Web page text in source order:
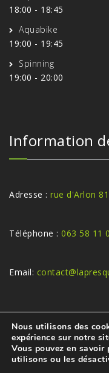
18:00 - 18:45
Aquabike
19:00 - 19:45
Spinning
19:00 - 20:00
Information
Adresse : rue d'Arlon
Téléphone : 063 58 11
Email:
© La Presqu'île Virton -
Nous utilisons des
expérience sur notre
Vous pouvez en
utilisons ou les